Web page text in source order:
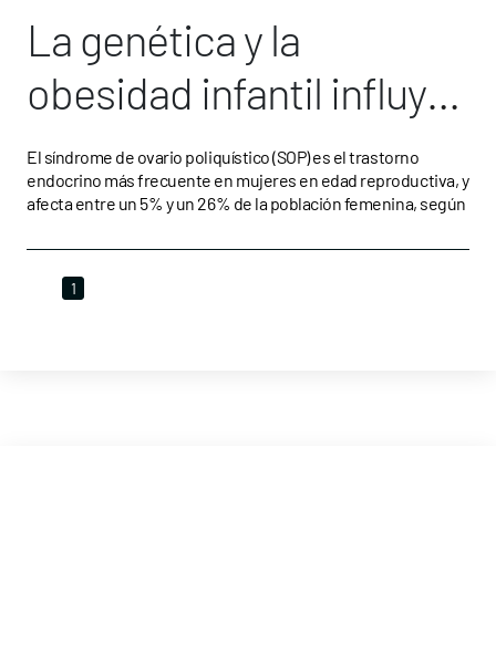
La genética y la
obesidad infantil influyen
en el Síndrome del
Ovario Poliquístico
El síndrome de ovario poliquístico (SOP) es el trastorno
endocrino más frecuente en mujeres en edad reproductiva, y
afecta entre un 5% y un 26% de la población femenina, según
1